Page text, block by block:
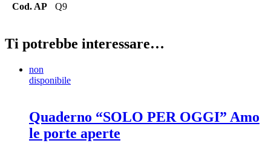
Cod. AP Q9
Ti potrebbe interessare…
non
disponibile
Quaderno “SOLO PER OGGI” Amo
le porte aperte